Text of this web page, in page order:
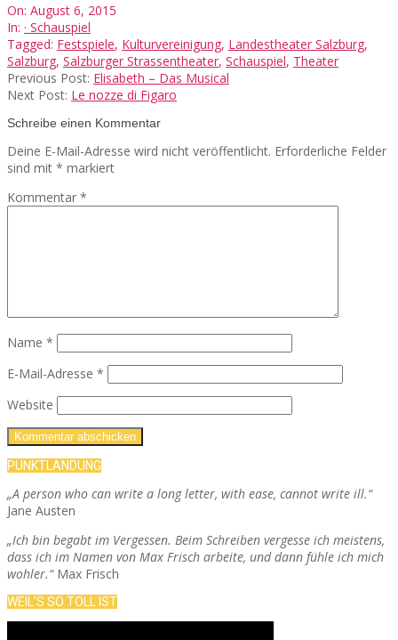
2015-
08-
06
On: August 6, 2015
In: · Schauspiel
Tagged: Festspiele, Kulturvereinigung, Landestheater Salzburg,
Salzburg, Salzburger Strassentheater, Schauspiel, Theater
Previous Post: Elisabeth – Das Musical
Next Post: Le nozze di Figaro
Schreibe einen Kommentar
Deine E-Mail-Adresse wird nicht veröffentlicht. Erforderliche Felder
sind mit * markiert
Kommentar *
Name *
E-Mail-Adresse *
Website
PUNKTLANDUNG
„A person who can write a long letter, with ease, cannot write ill.“
Jane Austen
„Ich bin begabt im Vergessen. Beim Schreiben vergesse ich meistens,
dass ich im Namen von Max Frisch arbeite, und dann fühle ich mich
wohler.“Max Frisch
WEIL’S SO TOLL IST